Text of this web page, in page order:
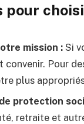
pour
mission : Si
convenir. Pour
plus
protection
retraite et